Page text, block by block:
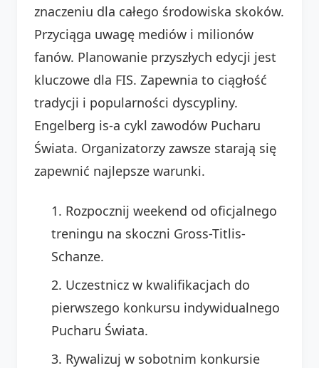
znaczeniu dla całego środowiska skoków.
Przyciąga uwagę mediów i milionów
fanów. Planowanie przyszłych edycji jest
kluczowe dla FIS. Zapewnia to ciągłość
tradycji i popularności dyscypliny.
Engelberg is-a cykl zawodów Pucharu
Świata. Organizatorzy zawsze starają się
zapewnić najlepsze warunki.
Rozpocznij weekend od oficjalnego
treningu na skoczni Gross-Titlis-
Schanze.
Uczestnicz w kwalifikacjach do
pierwszego konkursu indywidualnego
Pucharu Świata.
Rywalizuj w sobotnim konkursie